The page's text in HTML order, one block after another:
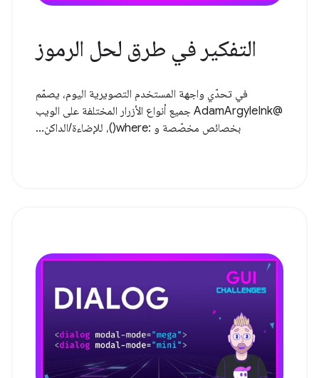
التفكير في طرق لحل الرموز
في تحدّي واجهة المستخدم التصويرية اليوم، يصمّم
@AdamArgyleInk جميع أنواع الأزرار المختلفة على الويب
بخصائص مخصّصة و :where()، للإضاءة/الداكن...